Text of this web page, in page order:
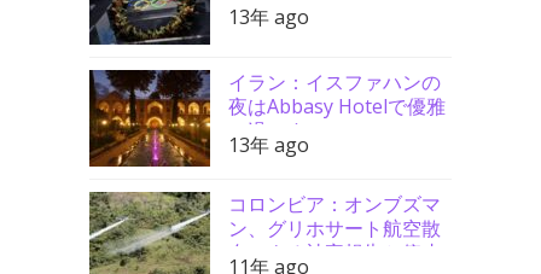
13年 ago
イラン：イスファハンの
夜はAbbasy Hotelで優雅
に過ごす
13年 ago
コロンビア：オンブズマ
ン、グリホサート航空散
布による被害報告と停止
11年 ago